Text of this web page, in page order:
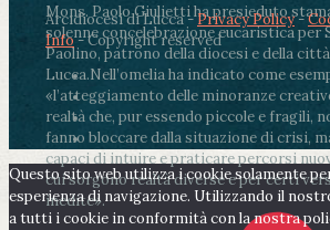
Mons. Paolo Giulietti ha presieduto
solenne concelebrazione eucaristica per
Paolino, patrono della diocesi e della
Lucca.Nell’omelia ha indicato come
«l’atteggiamento delle minoranze
realtà che, pur essendo piccole e fragili,
fanno bloccare dalla situazione di crisi,
capaci di intuire e praticare percorsi
cui sorgono realtà diverse e per certi
inedite».
Arcidiocesi di Lucca -Privacy Policy-
Info- Copyright reserved
Questo sito web utilizza i cookie solamente
esperienza di navigazione. Utilizzando il
a tutti i cookie in conformità con la nostra